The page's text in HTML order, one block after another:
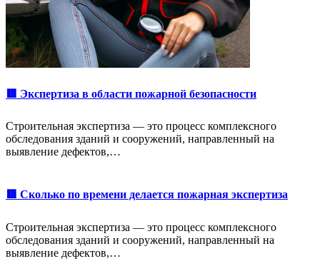
🟥 Экспертиза в области пожарной безопасности
Строительная экспертиза — это процесс комплексного
обследования зданий и сооружений, направленный на
выявление дефектов,…
🟥 Сколько по времени делается пожарная экспертиза
Строительная экспертиза — это процесс комплексного
обследования зданий и сооружений, направленный на
выявление дефектов,…